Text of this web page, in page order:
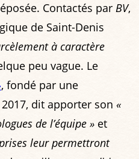
Contactés par BV,
de Saint-Denis
à caractère
peu vague. Le
, fondé par une
dit apporter son «
de l’équipe » et
leur permettront